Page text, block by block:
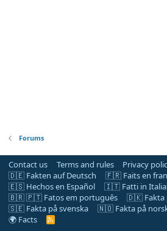
Forums
Contact us Terms and rules Privacy
🇩🇪 Fakten auf Deutsch
🇫🇷 Faits en
🇪🇸 Hechos en Español
🇮🇹 Fatti in
🇧🇷 🇵🇹 Fatos em português
🇩🇰 Fakta
🇸🇪 Fakta på svenska
🇳🇴 Fakta på
🌍 Facts
R